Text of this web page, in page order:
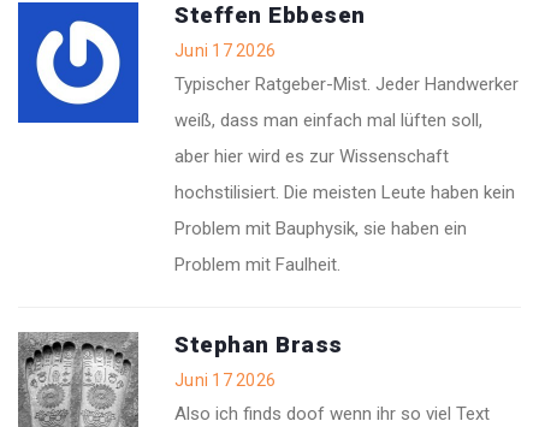
Steffen Ebbesen
Juni 17 2026
Typischer Ratgeber-Mist. Jeder Handwerker
weiß, dass man einfach mal lüften soll,
aber hier wird es zur Wissenschaft
hochstilisiert. Die meisten Leute haben kein
Problem mit Bauphysik, sie haben ein
Problem mit Faulheit.
Stephan Brass
Juni 17 2026
Also ich finds doof wenn ihr so viel Text